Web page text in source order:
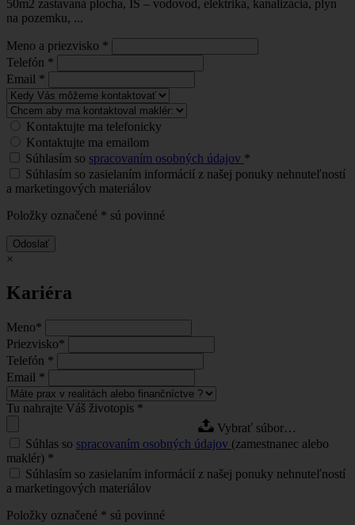
50m2 zastavaná plocha, IS – vodovod, elektrika, kanalizácia, plyn
na pozemku, ...
Meno a priezvisko *
Telefón *
Email *
Kontaktujte ma telefonicky
Kontaktujte ma emailom
Súhlasím so spracovaním osobných údajov *
Súhlasím so zasielaním informácií z našej ponuky nehnuteľností
a marketingových materiálov
Položky označené * sú povinné
Odoslať
×
Kariéra
Meno*
Priezvisko*
Telefón *
Email *
Tu nahrajte Váš životopis *
Vybrať súbor…
Súhlas so spracovaním osobných údajov (zamestnanec alebo
maklér) *
Súhlasím so zasielaním informácií z našej ponuky nehnuteľností
a marketingových materiálov
Položky označené * sú povinné